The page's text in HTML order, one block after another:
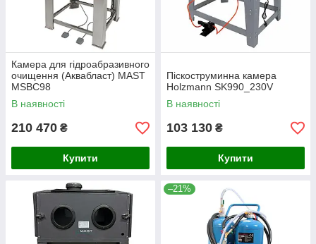
Камера для гідроабразивного
очищення (Аквабласт) MAST
MSBC98
В наявності
210 470 ₴
Купити
Піскоструминна камера
Holzmann SK990_230V
В наявності
103 130 ₴
Купити
–21%